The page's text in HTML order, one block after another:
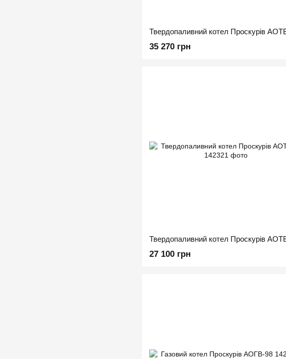
Твердопаливний котел Проскурів
35 270 грн
Твердопаливний котел Проскурів
27 100 грн